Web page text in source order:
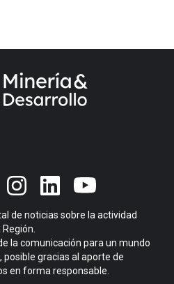
de noticias sobre la actividad
la comunicación para un mundo
gracias al aporte de
en forma responsable.